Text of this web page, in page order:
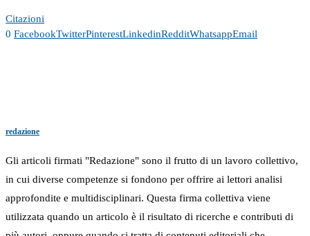
Citazioni
0 FacebookTwitterPinterestLinkedinRedditWhatsappEmail
redazione
Gli articoli firmati "Redazione" sono il frutto di un lavoro collettivo,
in cui diverse competenze si fondono per offrire ai lettori analisi
approfondite e multidisciplinari. Questa firma collettiva viene
utilizzata quando un articolo è il risultato di ricerche e contributi di